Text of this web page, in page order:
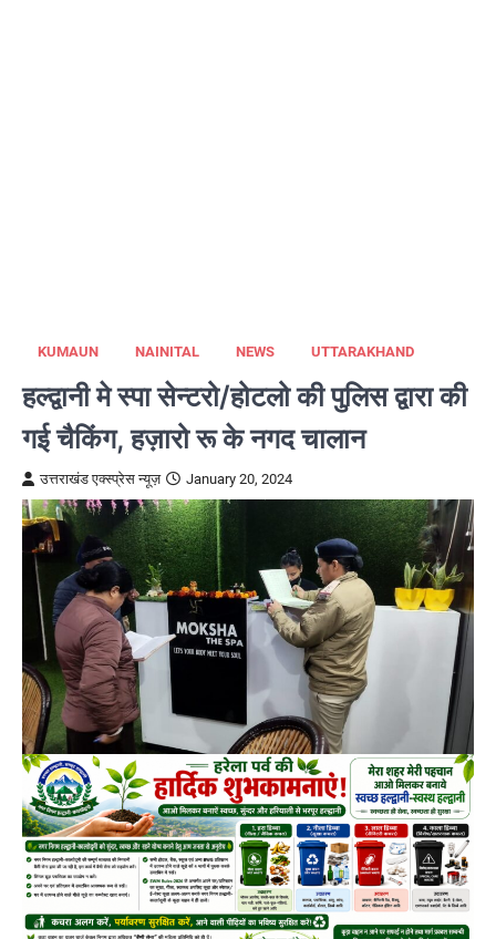
KUMAUN NAINITAL NEWS UTTARAKHAND
हल्द्वानी मे स्पा सेन्टरो/होटलो की पुलिस द्वारा की
गई चैकिंग, हज़ारो रू के नगद चालान
उत्तराखंड एक्स्प्रेस न्यूज़ January 20, 2024